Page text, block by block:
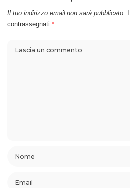
Il tuo indirizzo email non sarà pubblicato.
contrassegnati *